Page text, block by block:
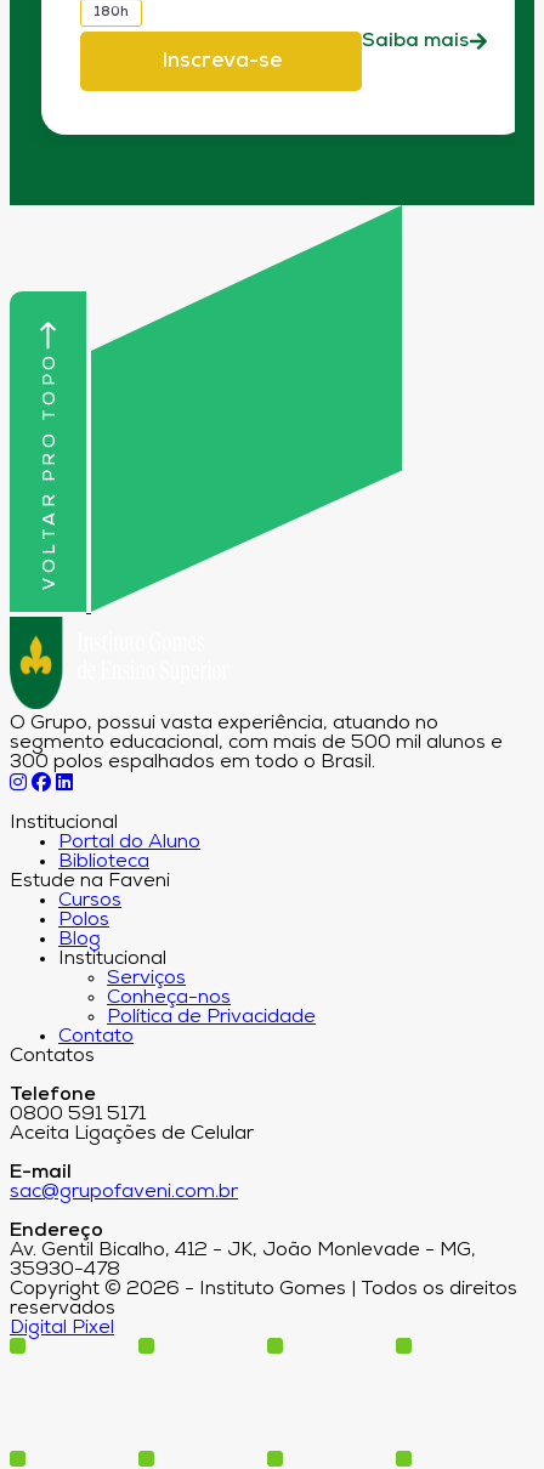
180h
Inscreva-se
Saiba mais
VOLTAR PRO TOPO
O Grupo, possui vasta experiência, atuando no
segmento educacional, com mais de 500 mil alunos e
300 polos espalhados em todo o Brasil.
Institucional
Portal do Aluno
Biblioteca
Estude na Faveni
Cursos
Polos
Blog
Institucional
Serviços
Conheça-nos
Política de Privacidade
Contato
Contatos
Telefone
0800 591 5171
Aceita Ligações de Celular
E-mail
sac@grupofaveni.com.br
Endereço
Av. Gentil Bicalho, 412 - JK, João Monlevade - MG,
35930-478
Copyright © 2026 - Instituto Gomes | Todos os direitos
reservados
Digital Pixel